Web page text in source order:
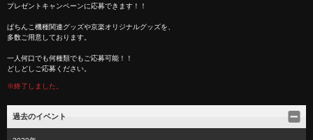
プレゼントキャンペーンに応募できます！！
ぱちんこ機種関連グッズや京楽オリジナルグッズを、
多数ご用意しております。
一人何口でも何種類でもご応募可能！！
どしどしご応募ください。
※終了しました。
過去のイベント